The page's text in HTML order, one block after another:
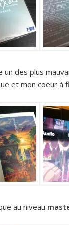
un des plus
et mon coeur à
au niveau